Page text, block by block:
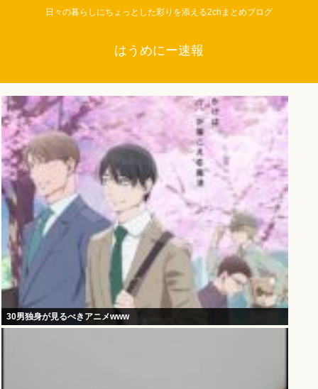
日々の暮らしにちょっとした彩りを添える2chまとめブログ
はうめにー速報
30男独身が見るべきアニメwww